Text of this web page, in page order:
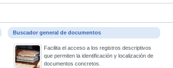
Buscador general de documentos
Facilita el acceso a los registros descriptivos
que permiten la identificación y localización de
documentos concretos.